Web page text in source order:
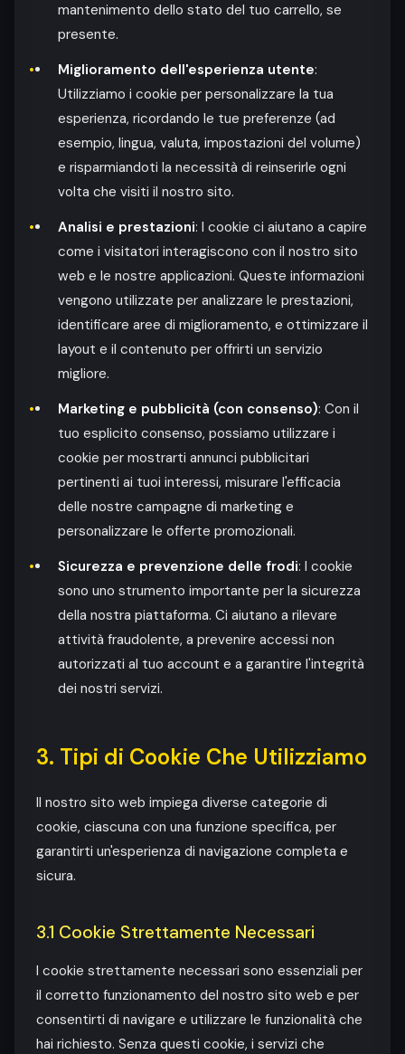
mantenimento dello stato del tuo carrello, se
presente.
Miglioramento dell'esperienza utente:
Utilizziamo i cookie per personalizzare la tua
esperienza, ricordando le tue preferenze (ad
esempio, lingua, valuta, impostazioni del volume)
e risparmiandoti la necessità di reinserirle ogni
volta che visiti il nostro sito.
Analisi e prestazioni: I cookie ci aiutano a capire
come i visitatori interagiscono con il nostro sito
web e le nostre applicazioni. Queste informazioni
vengono utilizzate per analizzare le prestazioni,
identificare aree di miglioramento, e ottimizzare il
layout e il contenuto per offrirti un servizio
migliore.
Marketing e pubblicità (con consenso): Con il
tuo esplicito consenso, possiamo utilizzare i
cookie per mostrarti annunci pubblicitari
pertinenti ai tuoi interessi, misurare l'efficacia
delle nostre campagne di marketing e
personalizzare le offerte promozionali.
Sicurezza e prevenzione delle frodi: I cookie
sono uno strumento importante per la sicurezza
della nostra piattaforma. Ci aiutano a rilevare
attività fraudolente, a prevenire accessi non
autorizzati al tuo account e a garantire l'integrità
dei nostri servizi.
3. Tipi di Cookie Che Utilizziamo
Il nostro sito web impiega diverse categorie di
cookie, ciascuna con una funzione specifica, per
garantirti un'esperienza di navigazione completa e
sicura.
3.1 Cookie Strettamente Necessari
I cookie strettamente necessari sono essenziali per
il corretto funzionamento del nostro sito web e per
consentirti di navigare e utilizzare le funzionalità che
hai richiesto. Senza questi cookie, i servizi che